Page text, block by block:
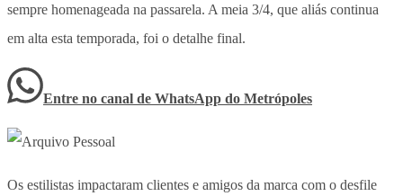
sempre homenageada na passarela. A meia 3/4, que aliás continua
em alta esta temporada, foi o detalhe final.
Entre no canal de WhatsApp do Metrópoles
Os estilistas impactaram clientes e amigos da marca com o desfile